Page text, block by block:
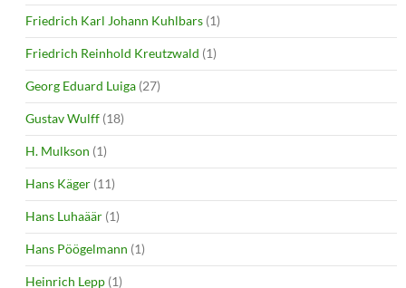
Friedrich Karl Johann Kuhlbars (1)
Friedrich Reinhold Kreutzwald (1)
Georg Eduard Luiga (27)
Gustav Wulff (18)
H. Mulkson (1)
Hans Käger (11)
Hans Luhaäär (1)
Hans Pöögelmann (1)
Heinrich Lepp (1)